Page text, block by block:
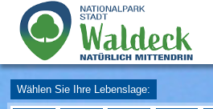
Wählen Sie Ihre Lebenslage: